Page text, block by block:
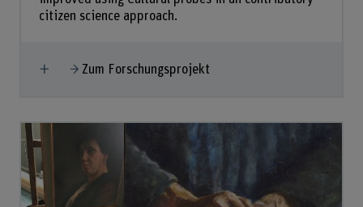
citizen science approach.
Mehr anzeigen
Zum Forschungsprojekt